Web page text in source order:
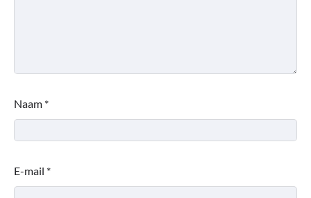
Naam *
E-mail *